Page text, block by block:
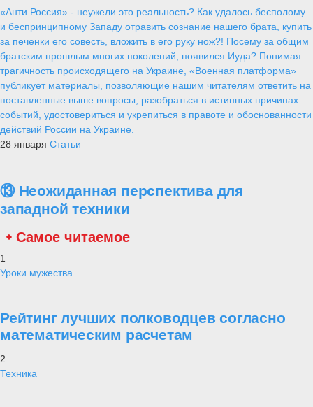
«Анти Россия» - неужели это реальность? Как удалось бесполому
и беспринципному Западу отравить сознание нашего брата, купить
за печенки его совесть, вложить в его руку нож?! Посему за общим
братским прошлым многих поколений, появился Иуда? Понимая
трагичность происходящего на Украине, «Военная платформа»
публикует материалы, позволяющие нашим читателям ответить на
поставленные выше вопросы, разобраться в истинных причинах
событий, удостовериться и укрепиться в правоте и обоснованности
действий России на Украине.
28 января Статьи
⑬ Неожиданная перспектива для
западной техники
Самое читаемое
1
Уроки мужества
Рейтинг лучших полководцев согласно
математическим расчетам
2
Техника